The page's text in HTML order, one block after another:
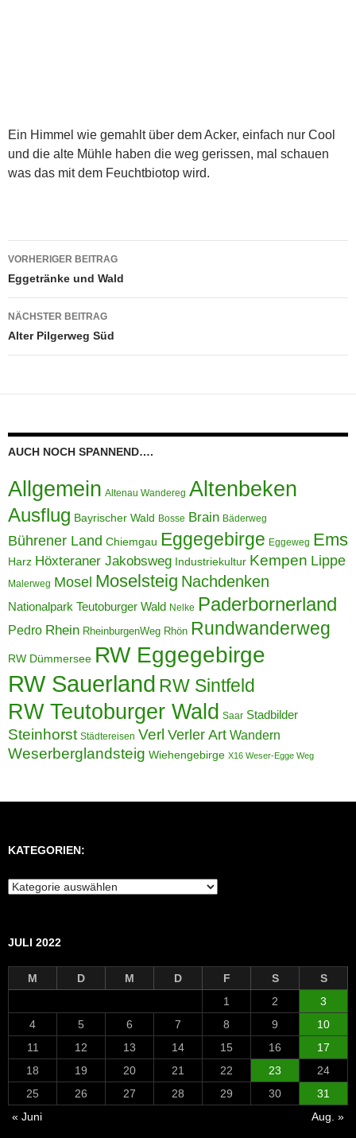
Ein Himmel wie gemahlt über dem Acker, einfach nur Cool
und die alte Mühle haben die weg gerissen, mal schauen
was das mit dem Feuchtbiotop wird.
Beitragsnavigation
VORHERIGER BEITRAG
Eggetränke und Wald
NÄCHSTER BEITRAG
Alter Pilgerweg Süd
AUCH NOCH SPANNEND….
Allgemein Altenau Wandereg Altenbeken
Ausflug Bayrischer Wald Bosse Brain Bäderweg
Bührener Land Chiemgau Eggegebirge Eggeweg Ems
Harz Höxteraner Jakobsweg Industriekultur Kempen Lippe
Malerweg Mosel Moselsteig Nachdenken
Nationalpark Teutoburger Wald Nelke Paderbornerland
Pedro Rhein RheinburgenWeg Rhön Rundwanderweg
RW Dümmersee RW Eggegebirge
RW Sauerland RW Sintfeld
RW Teutoburger Wald Saar Stadbilder
Steinhorst Städtereisen Verl Verler Art Wandern
Weserberglandsteig Wiehengebirge X16 Weser-Egge Weg
KATEGORIEN:
Kategorien:
JULI 2022
M D M D F S
S
1
2
3
4
5 6 7 8 9
10
11
12 13 14 15 16
17
18
19 20 21 22 23
24
25
26 27 28 29 30
31
« Juni
Aug. »